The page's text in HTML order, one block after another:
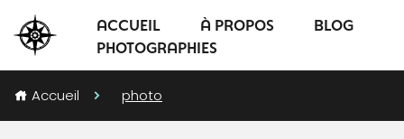
ACCUEIL À PROPOS
BLOG
PHOTOGRAPHIES
Accueil photo